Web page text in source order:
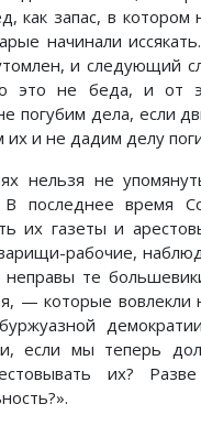
как запас, в котором
начинали
и следующий
это не беда, и от
погубим дела, если
их и не дадим делу
нельзя не
последнее время
их газеты и
рабочие,
неправы те
— которые вовлекли
если мы теперь
их?